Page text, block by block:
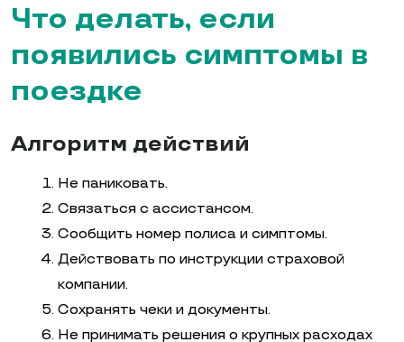
Что делать, если
появились симптомы в
поездке
Алгоритм действий
Не паниковать.
Связаться с ассистансом.
Сообщить номер полиса и симптомы.
Действовать по инструкции страховой
компании.
Сохранять чеки и документы.
Не принимать решения о крупных расходах